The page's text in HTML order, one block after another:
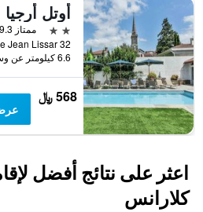
أوتل أرجيا
2 نجمتين
ممتاز 9.3
6.6 كيلومتر عن وسط المدينة
568 ﷼
اعثر على نتائج أفضل
كلارانس